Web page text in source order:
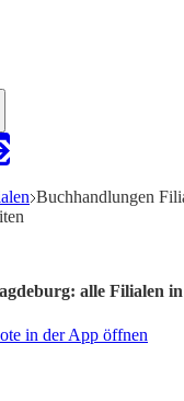
Buchhandlungen
alle Filialen
in der App öffnen